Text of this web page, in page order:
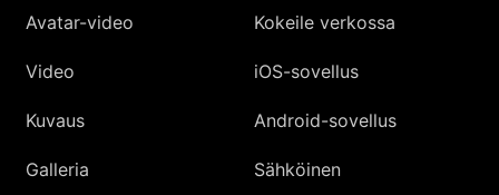
Avatar-video
Video
Kuvaus
Galleria
Kokeile verkossa
iOS-sovellus
Android-sovellus
Sähköinen